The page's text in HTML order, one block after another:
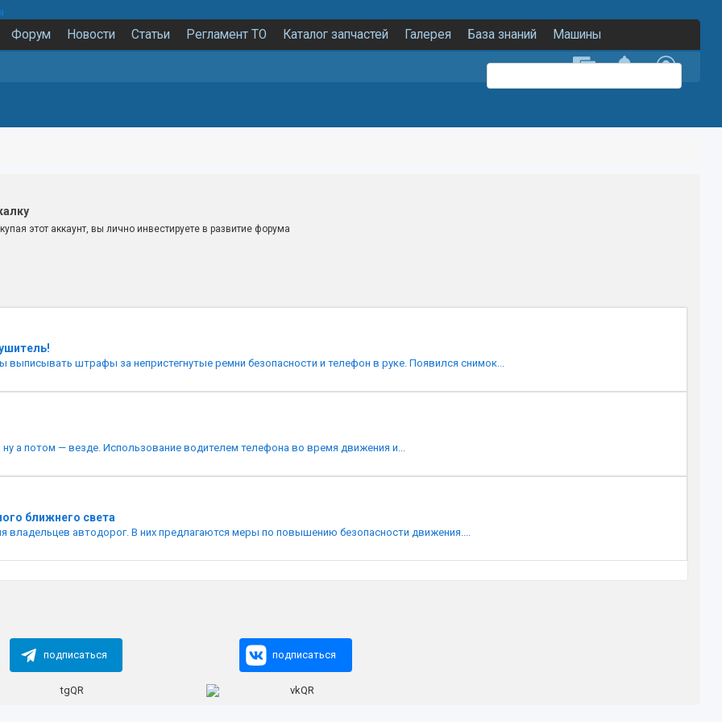
Форум Новости Статьи Регламент ТО Каталог запчастей Галерея База знаний Машины
этот аккаунт, вы лично инвестируете в развитие форума
штрафы за непристегнутые ремни безопасности и телефон в руке. Появился снимок...
а потом — везде. Использование водителем телефона во время движения и...
ближнего света
владельцев автодорог. В них предлагаются меры по повышению безопасности движения....
подписаться подписаться